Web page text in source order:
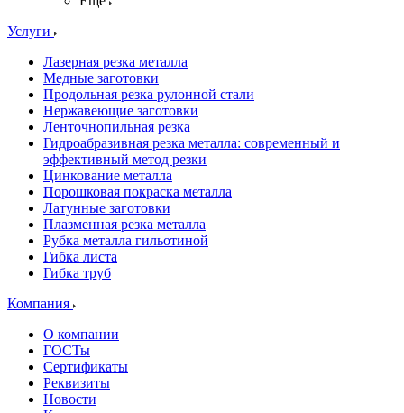
Услуги
Лазерная резка металла
Медные заготовки
Продольная резка рулонной стали
Нержавеющие заготовки
Ленточнопильная резка
Гидроабразивная резка металла: современный и
эффективный метод резки
Цинкование металла
Порошковая покраска металла
Латунные заготовки
Плазменная резка металла
Рубка металла гильотиной
Гибка листа
Гибка труб
Компания
О компании
ГОСТы
Сертификаты
Реквизиты
Новости